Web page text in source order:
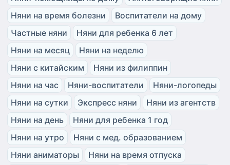
Няни на время болезни
Воспитатели на дому
Частные няни
Няни для ребенка 6 лет
Няни на месяц
Няни на неделю
Няни с китайским
Няни из филиппин
Няни на час
Няни-воспитатели
Няни-логопеды
Няни на сутки
Экспресс няни
Няни из агентств
Няни на день
Няни для ребенка 1 год
Няни на утро
Няни с мед. образованием
Няни аниматоры
Няни на время отпуска